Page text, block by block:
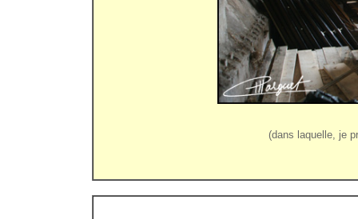
(dans laquelle, je